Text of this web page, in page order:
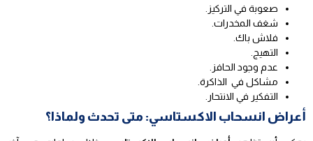
صعوبة في التركيز.
شغف المخدرات.
فلاش باك.
التهيج.
عدم وجود الحافز.
مشاكل في الذاكرة.
التفكير في الانتحار.
أعراض انسحاب الاكستاسي: متى تحدث ولماذا؟